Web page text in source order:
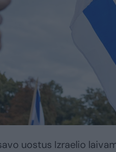
uostus Izraelio